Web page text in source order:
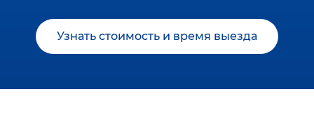
Узнать стоимость и время выезда